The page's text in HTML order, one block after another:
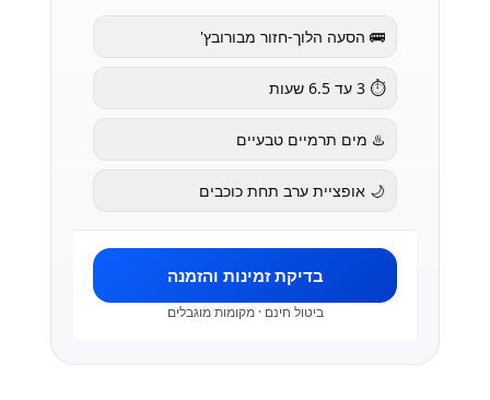
🚌 הסעה הלוך-חזור מבורובץ'
⏱️ 3 עד 6.5 שעות
♨️ מים תרמיים טבעיים
🌙 אופציית ערב תחת כוכבים
בדיקת זמינות והזמנה
ביטול חינם · מקומות מוגבלים